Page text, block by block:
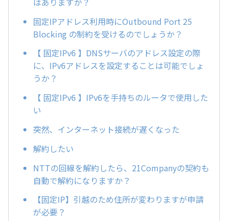
固定IPアドレス利用時にOutbound Port 25
Blocking の制約を受けるのでしょうか？
【 固定IPv6 】DNSサーバのアドレス設定の際
に、IPv6アドレスを設定することは可能でしょ
うか？
【 固定IPv6 】IPv6を手持ちのルータで使用した
い
突然、インターネット接続が遅くなった
解約したい
NTTの回線を解約したら、21Companyの契約も
自動で解約になりますか？
【固定IP】引越のため住所が変わりますが申請
が必要？